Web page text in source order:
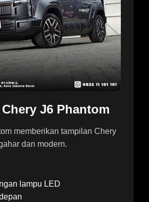
J6 Phantom
memberikan tampilan Chery
dan modern.
lampu LED